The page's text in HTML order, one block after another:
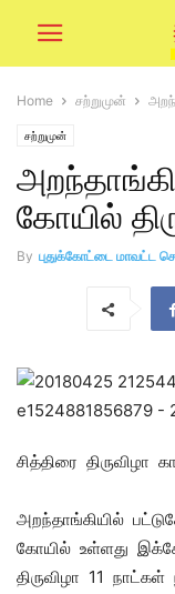
Home சற்றுமுன்
சற்றுமுன்
கோயில்
By புதுக்கோட்டை மாவட்ட
சித்திரை திருவிழா
அறந்தாங்கியில்
கோயில் உள்ளது
திருவிழா 11